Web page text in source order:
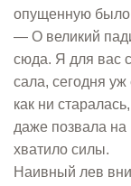
опущенную было
— О великий
сюда. Я для вас
сала, сегодня
как ни
даже позвала
хватило силы.
Наивный лев